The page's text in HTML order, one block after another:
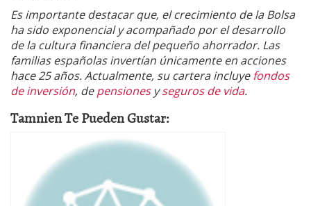
Es importante destacar que, el crecimiento de la Bolsa
ha sido exponencial y acompañado por el desarrollo
de la cultura financiera del pequeño ahorrador. Las
familias españolas invertían únicamente en acciones
hace 25 años. Actualmente, su cartera incluyefondos
de inversión, depensionesyseguros de vida.
Tamnien Te Pueden Gustar: